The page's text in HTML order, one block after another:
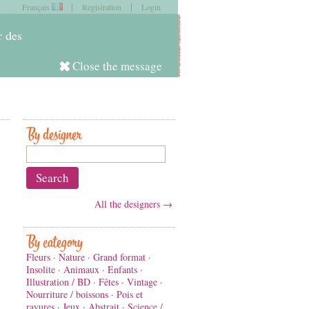
des
Close the message
Français | Registration | Login
in
Log in
By designer
All the designers →
By category
Fleurs · Nature · Grand format ·
Insolite · Animaux · Enfants ·
Illustration / BD · Fêtes · Vintage ·
Nourriture / boissons · Pois et